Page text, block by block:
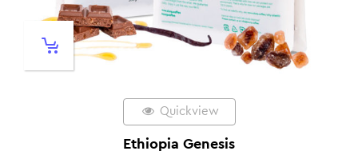
Quickview
Ethiopia Genesis